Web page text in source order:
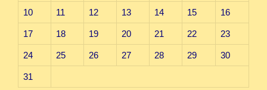
10 11 12 13 14 15 16
17 18 19 20 21 22 23
24 25 26 27 28 29 30
31